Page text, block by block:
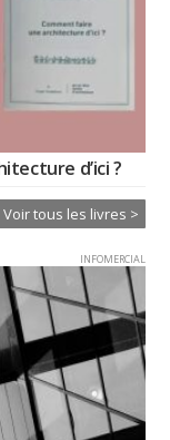
d’ici ?
Voir tous les livres >
INFOMERCIAL